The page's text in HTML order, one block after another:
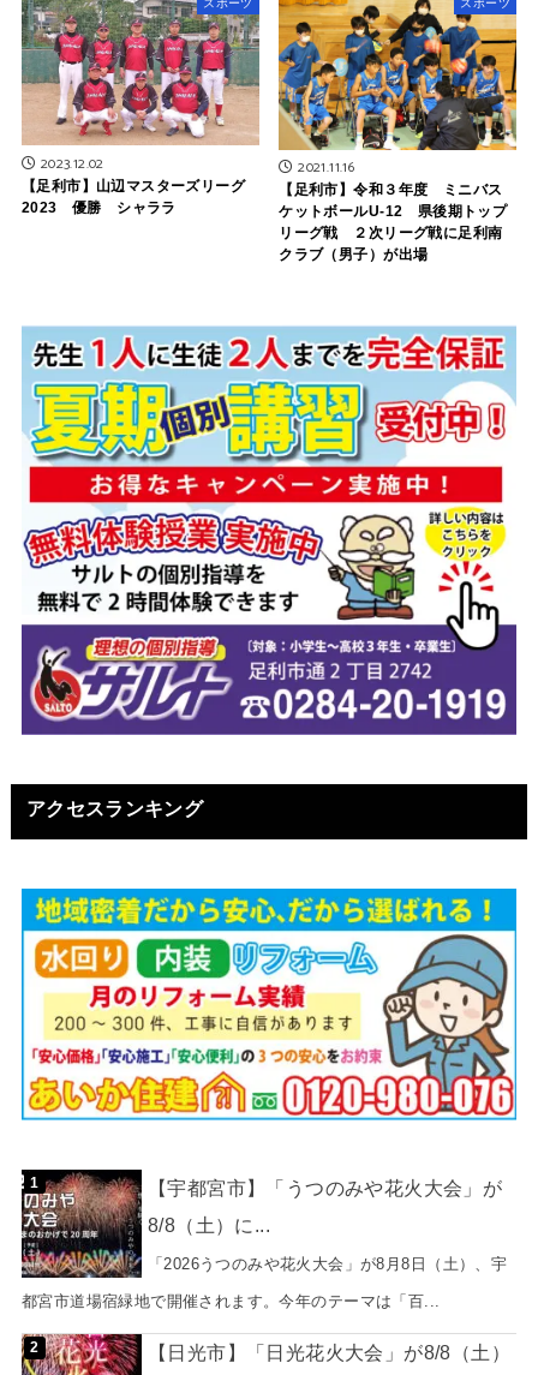
スポーツ
2023.12.02
【足利市】山辺マスターズリーグ
2023 優勝 シャララ
スポーツ
2021.11.16
【足利市】令和３年度 ミニバス
ケットボールU-12 県後期トップ
リーグ戦 ２次リーグ戦に足利南
クラブ（男子）が出場
アクセスランキング
【宇都宮市】「うつのみや花火大会」が
8/8（土）に...
「2026うつのみや花火大会」が8月8日（土）、宇
都宮市道場宿緑地で開催されます。今年のテーマは「百...
【日光市】「日光花火大会」が8/8（土）